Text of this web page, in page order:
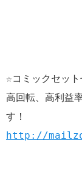
☆コミックセット
高回転、高利益
す！
http://